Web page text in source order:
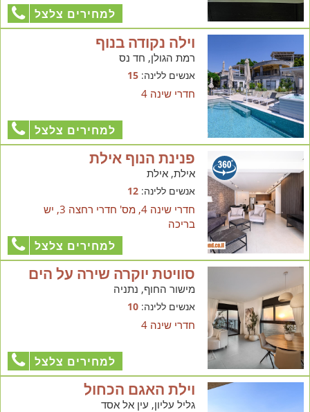
למחירים צלצל
וילה נקודה בנוף
רמת הגולן, חד נס
אנשים ללינה:15
חדרי שינה 4
למחירים צלצל
פנינת הנוף אילת
אילת, אילת
אנשים ללינה:12
חדרי שינה 4, מס' חדרי רחצה 3, יש
בריכה
למחירים צלצל
סוויטת יוקרה שירה על הים
מישור החוף, נתניה
אנשים ללינה:10
חדרי שינה 4
למחירים צלצל
וילת האגם הכחול
גליל עליון, עין אל אסד